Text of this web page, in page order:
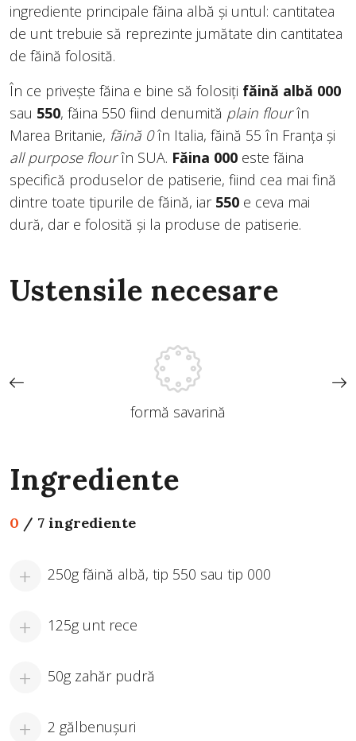
ingrediente principale făina albă și untul: cantitatea
de unt trebuie să reprezinte jumătate din cantitatea
de făină folosită.
În ce privește făina e bine să folosiți făină albă 000
sau 550, făina 550 fiind denumită plain flourîn
Marea Britanie, făină 0în Italia, făină 55 în Franța și
all purpose flourîn SUA. Făina 000 este făina
specifică produselor de patiserie, fiind cea mai fină
dintre toate tipurile de făină, iar 550 e ceva mai
dură, dar e folosită și la produse de patiserie.
Ustensile necesare
formă savarină
Ingrediente
0 / 7 ingrediente
250g făină albă, tip 550 sau tip 000
125g unt rece
50g zahăr pudră
2 gălbenușuri